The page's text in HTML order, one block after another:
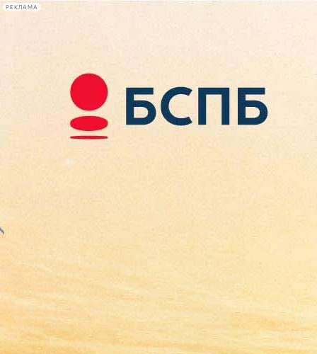
РЕКЛАМА
Сегодня:
2026.08.07
16:15
Афиша Plus